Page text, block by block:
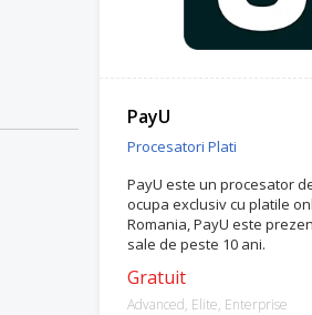
PayU
Procesatori Plati
PayU este un procesator
ocupa exclusiv cu platile
Romania, PayU este
sale de peste 10 ani.
Gratuit
Advanced, Elite, Enterprise